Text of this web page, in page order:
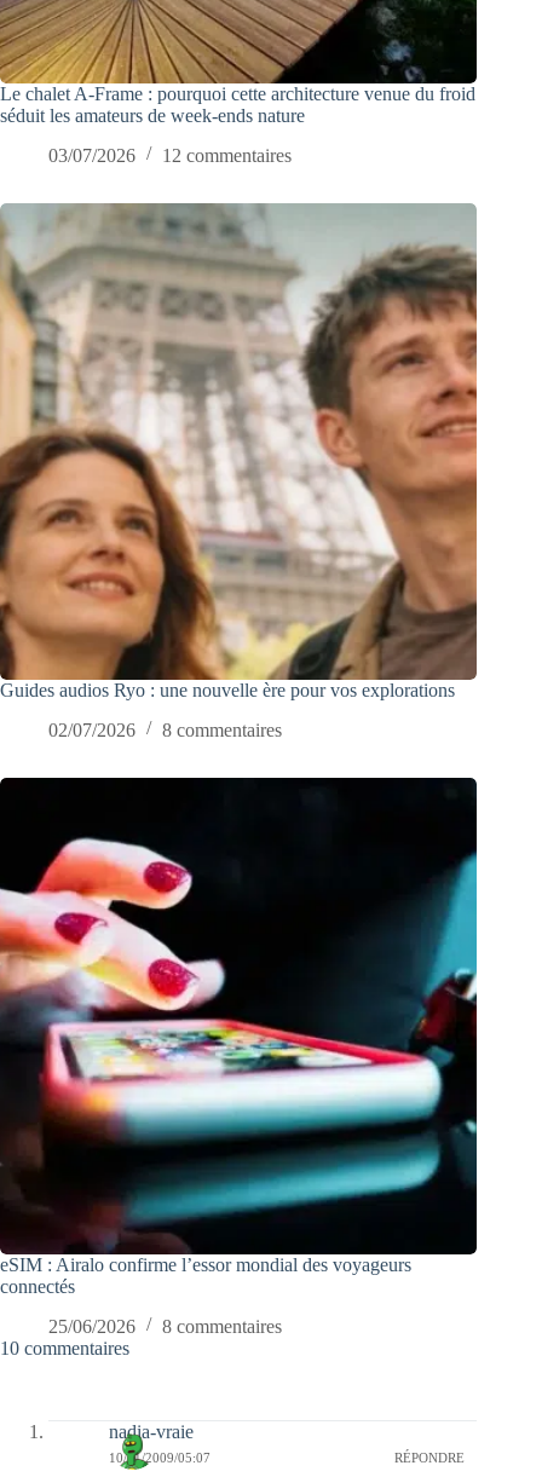
Le chalet A-Frame : pourquoi cette architecture venue du froid
séduit les amateurs de week-ends nature
03/07/2026
12 commentaires
Guides audios Ryo : une nouvelle ère pour vos explorations
02/07/2026
8 commentaires
eSIM : Airalo confirme l’essor mondial des voyageurs
connectés
25/06/2026
8 commentaires
10 commentaires
nadia-vraie
10/11/2009/05:07 RÉPONDRE